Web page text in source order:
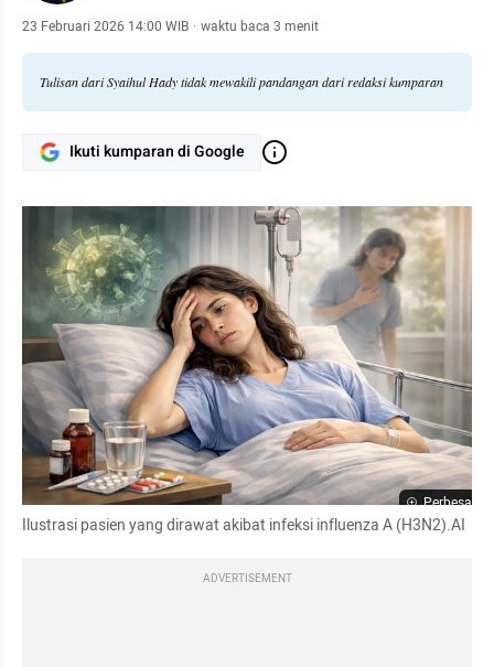
publik terhadap sistem kesehatan di Indonesia.
23 Februari 2026 14:00 WIB · waktu baca 3 menit
Tulisan dari Syaihul Hady tidak mewakili pandangan dari redaksi kumparan
Ikuti kumparan di Google
Perbesar
Ilustrasi pasien yang dirawat akibat infeksi influenza A (H3N2).AI
ADVERTISEMENT